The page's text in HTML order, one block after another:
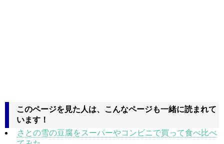
このページを見た人は、こんなページも一緒に読まれて
います！
さとの雪の豆腐をスーパーやコンビニで買って食べ比べ